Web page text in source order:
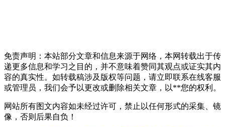
免责声明：本站部分文章和信息来源于网络，本网转载出于传
递更多信息和学习之目的，并不意味着赞同其观点或证实其内
容的真实性。如转载稿涉及版权等问题，请立即联系在线客服
或管理员，我们会予以更改或删除相关文章，以**您的权利。
网站所有图文内容如未经过许可，禁止以任何形式的采集、镜
像，否则后果自负！